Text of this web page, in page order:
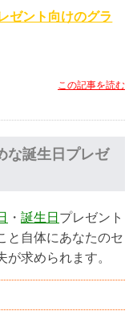
ゼント向けのグラ
この記事を読む
な誕生日プレゼ
・ 誕生日 プレゼント
と自体にあなたのセ
求められます。